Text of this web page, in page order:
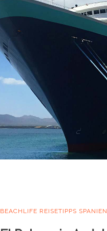
BEACHLIFE REISETIPPS SPANIEN